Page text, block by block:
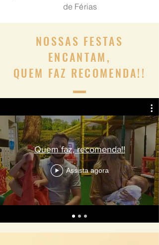
de Férias
NOSSAS FESTAS
ENCANTAM,
QUEM FAZ RECOMENDA!!
Quem faz, recomenda!!
Assista agora